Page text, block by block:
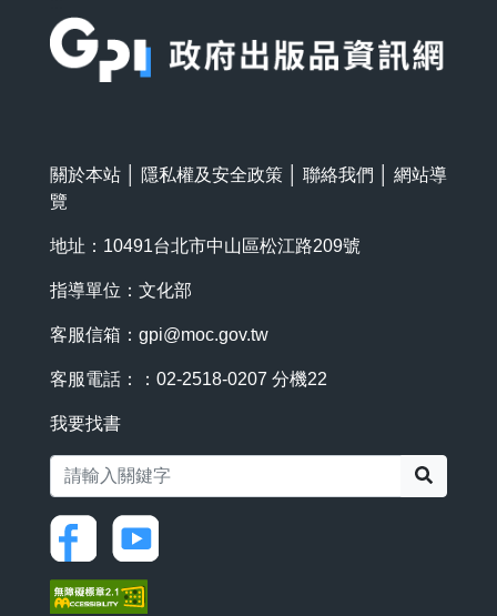
關於本站 隱私權及安全政策 聯絡我們
網站導
覽
地址：10491台北市中山區松江路209號
指導單位：文化部
客服信箱： gpi@moc.gov.tw
客服電話：：02-2518-0207 分機22
我要找書